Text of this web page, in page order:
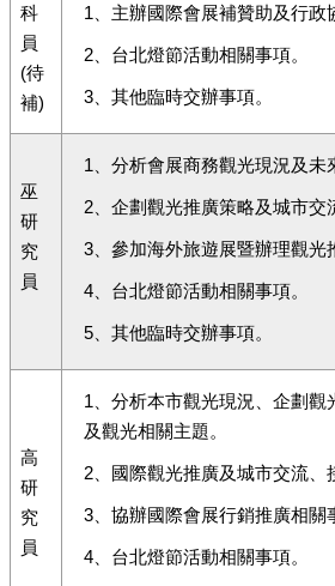
科
員
(待
補)
1、主辦國際會展補贊助及行政
2、台北燈節活動相關事項。
3、其他臨時交辦事項。
巫
研
究
員
1、分析會展商務觀光現況及未
2、企劃觀光推廣策略及城市交
3、參加海外旅遊展暨辦理觀光
4、台北燈節活動相關事項。
5、其他臨時交辦事項。
高
研
究
員
1、分析本市觀光現況、企劃觀
及觀光相關主題。
2、國際觀光推廣及城市交流、
3、協辦國際會展行銷推廣相關
4、台北燈節活動相關事項。